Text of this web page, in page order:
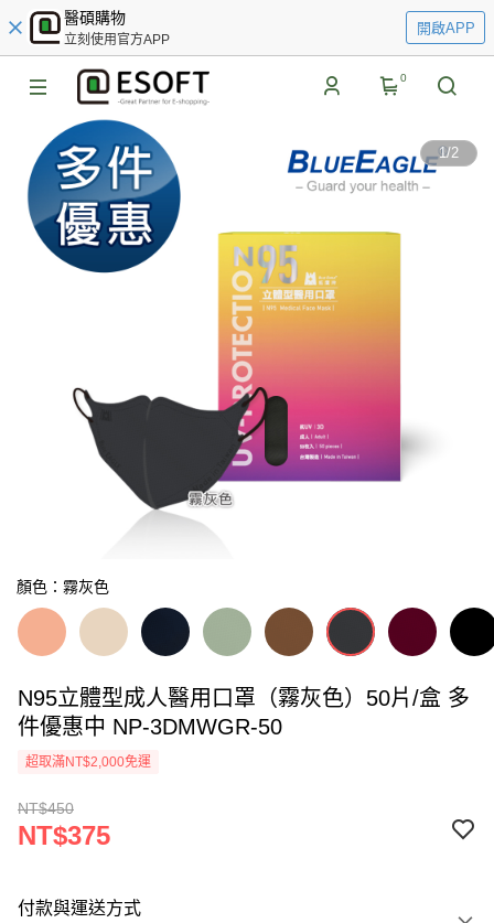
醫碩購物
立刻使用官方APP
開啟APP
0
1/2
顏色：霧灰色
N95立體型成人醫用口罩（霧灰色）50片/盒 多
件優惠中 NP-3DMWGR-50
超取滿NT$2,000免運
NT$450
NT$375
付款與運送方式